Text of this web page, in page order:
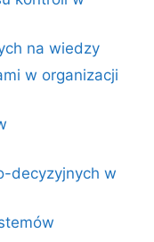
na wiedzy
w organizacji
decyzyjnych w